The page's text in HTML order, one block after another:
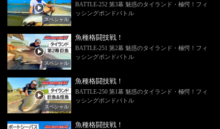
スペシャル
BATTLE-252 第3幕 魅惑のタイランド・極愕！フィ
ッシングポンドバトル
スペシャル
魚種格闘技戦！
BATTLE-251 第2幕 魅惑のタイランド・極愕！フィ
ッシングポンドバトル
スペシャル
魚種格闘技戦！
BATTLE-250 第1幕 魅惑のタイランド・極愕！フィ
ッシングポンドバトル
魚種格闘技戦！